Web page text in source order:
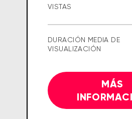
VISTAS
DURACIÓN MEDIA DE
VISUALIZACIÓN
MÁS